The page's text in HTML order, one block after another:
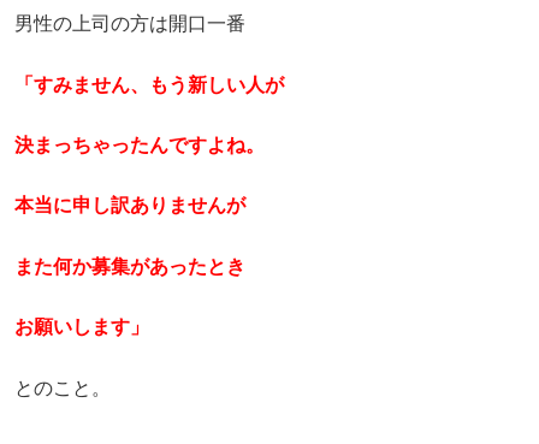
男性の上司の方は開口一番
「すみません、もう新しい人が
決まっちゃったんですよね。
本当に申し訳ありませんが
また何か募集があったとき
お願いします」
とのこと。